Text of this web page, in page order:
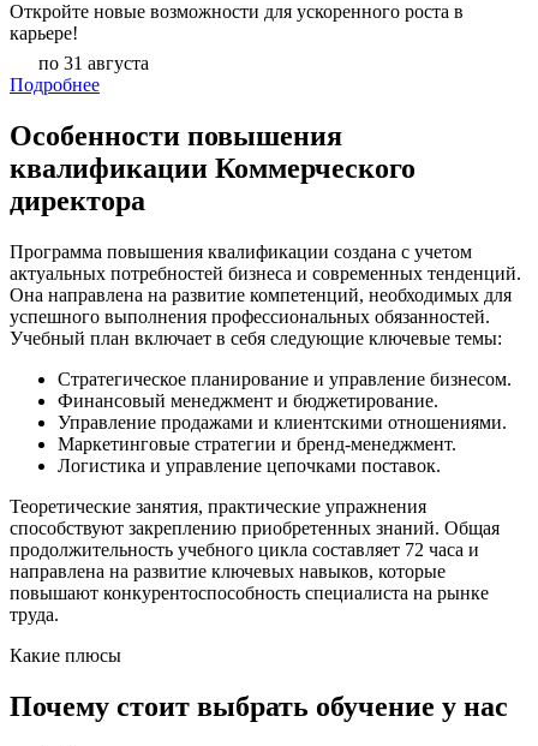
Откройте новые возможности для ускоренного роста в
карьере!
по 31 августа
Подробнее
Особенности повышения
квалификации Коммерческого
директора
Программа повышения квалификации создана с учетом
актуальных потребностей бизнеса и современных тенденций.
Она направлена на развитие компетенций, необходимых для
успешного выполнения профессиональных обязанностей.
Учебный план включает в себя следующие ключевые темы:
Стратегическое планирование и управление бизнесом.
Финансовый менеджмент и бюджетирование.
Управление продажами и клиентскими отношениями.
Маркетинговые стратегии и бренд-менеджмент.
Логистика и управление цепочками поставок.
Теоретические занятия, практические упражнения
способствуют закреплению приобретенных знаний. Общая
продолжительность учебного цикла составляет 72 часа и
направлена на развитие ключевых навыков, которые
повышают конкурентоспособность специалиста на рынке
труда.
Какие плюсы
Почему стоит выбрать обучение у нас